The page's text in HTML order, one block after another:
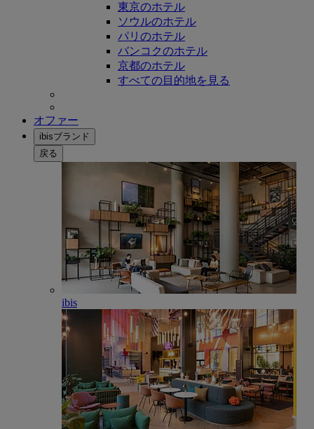
東京のホテル
ソウルのホテル
パリのホテル
バンコクのホテル
京都のホテル
すべての目的地を見る
オファー
ibisブランド
戻る
ibis